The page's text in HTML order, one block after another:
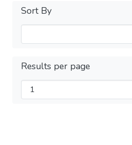
Sort By
Results per page